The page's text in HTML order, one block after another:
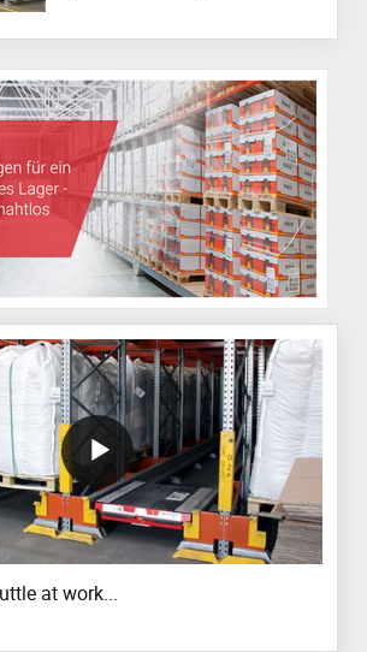
/block/textandmediablock/
at work...